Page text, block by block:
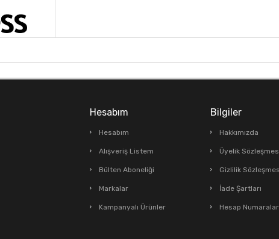
Hesabım
Hesabım
Alışveriş Listem
Bülten Aboneliği
Markalar
Kampanyalı Ürünler
Bilgiler
Hakkımızda
Üyelik
Gizlilik
İade Şartları
Hesap